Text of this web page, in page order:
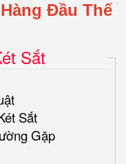
Đầu Thế
Sắt
Sắt
Gặp